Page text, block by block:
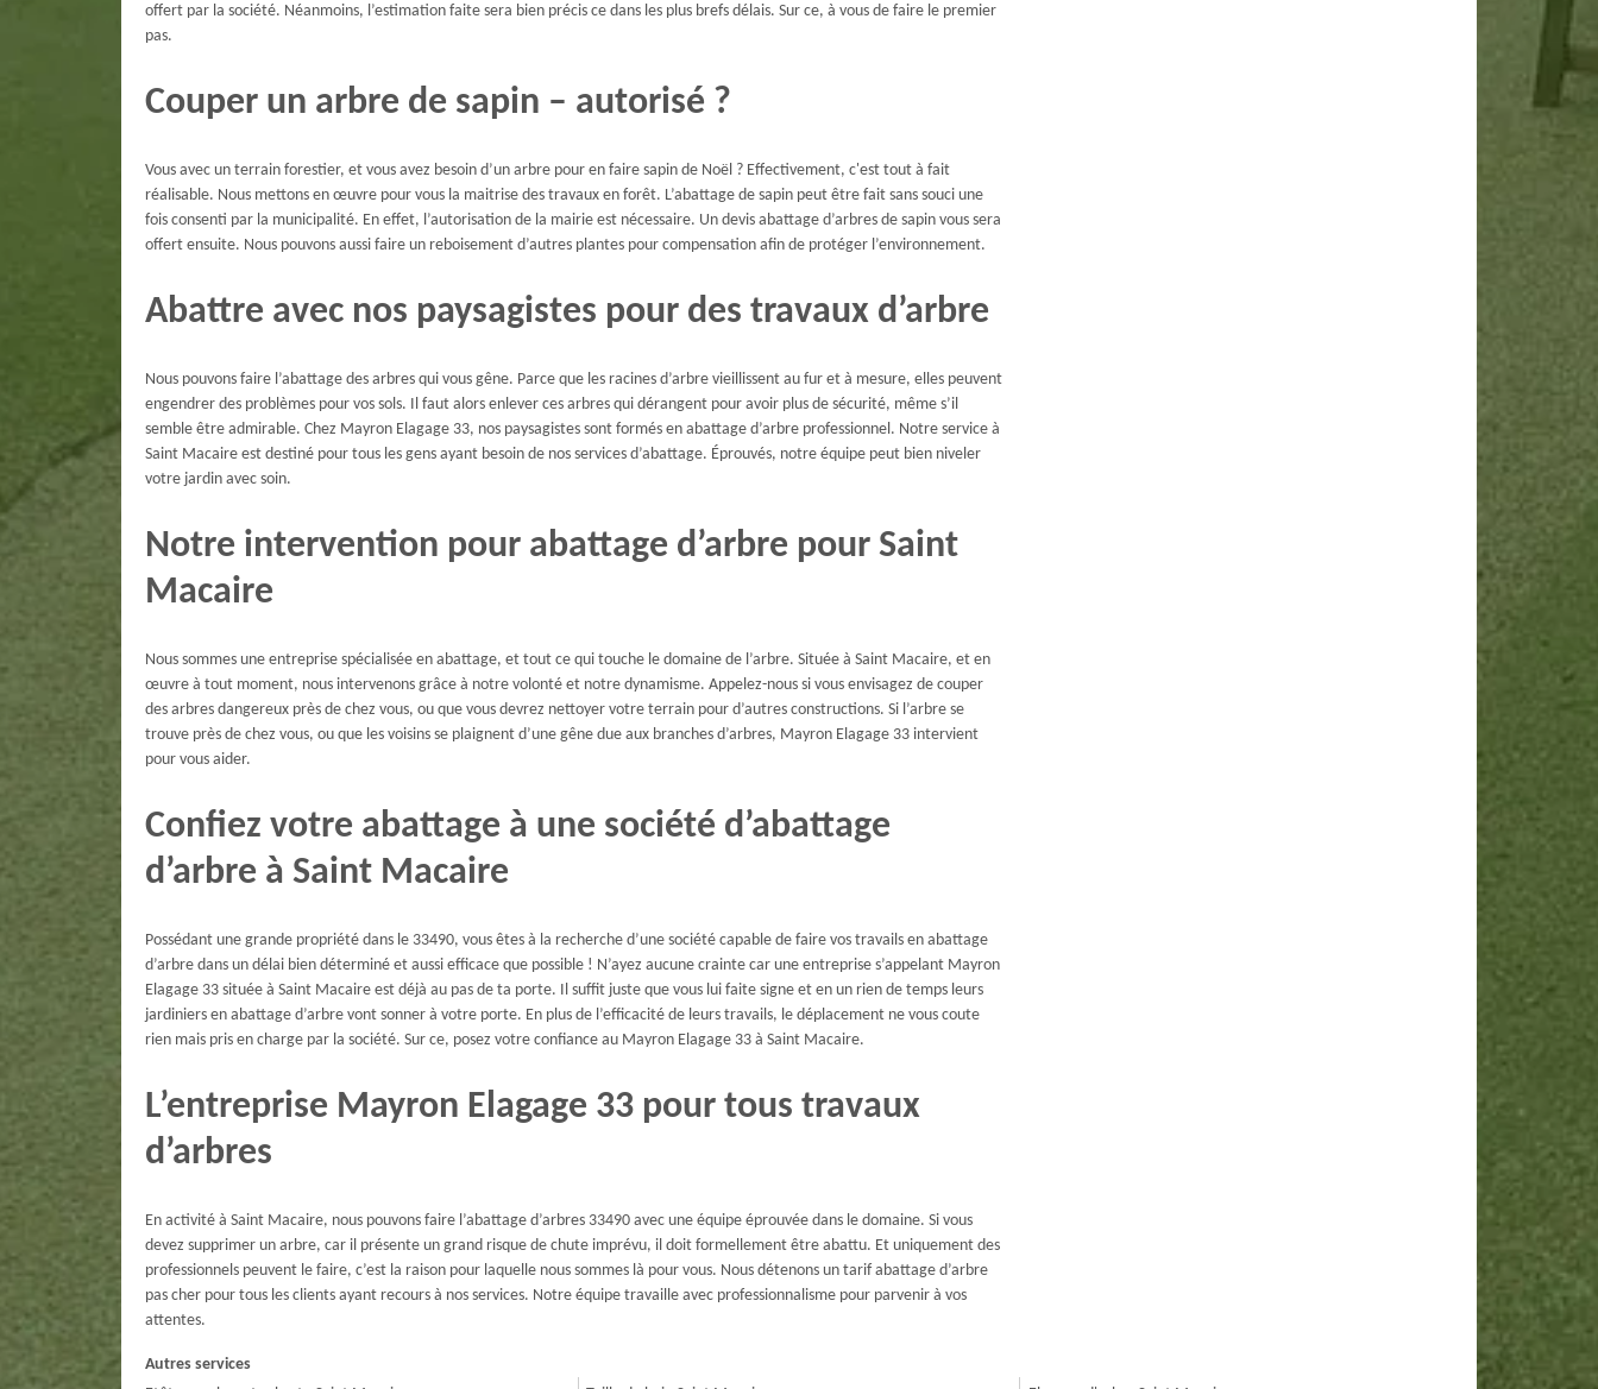
offert par la société. Néanmoins, l’estimation faite sera bien précis ce dans les plus brefs délais. Sur ce, à vous de faire le premier
pas.
Couper un arbre de sapin – autorisé ?
Vous avec un terrain forestier, et vous avez besoin d’un arbre pour en faire sapin de Noël ? Effectivement, c'est tout à fait
réalisable. Nous mettons en œuvre pour vous la maitrise des travaux en forêt. L’abattage de sapin peut être fait sans souci une
fois consenti par la municipalité. En effet, l’autorisation de la mairie est nécessaire. Un devis abattage d’arbres de sapin vous sera
offert ensuite. Nous pouvons aussi faire un reboisement d’autres plantes pour compensation afin de protéger l’environnement.
Abattre avec nos paysagistes pour des travaux d’arbre
Nous pouvons faire l’abattage des arbres qui vous gêne. Parce que les racines d’arbre vieillissent au fur et à mesure, elles peuvent
engendrer des problèmes pour vos sols. Il faut alors enlever ces arbres qui dérangent pour avoir plus de sécurité, même s’il
semble être admirable. Chez Mayron Elagage 33, nos paysagistes sont formés en abattage d’arbre professionnel. Notre service à
Saint Macaire est destiné pour tous les gens ayant besoin de nos services d’abattage. Éprouvés, notre équipe peut bien niveler
votre jardin avec soin.
Notre intervention pour abattage d’arbre pour Saint
Macaire
Nous sommes une entreprise spécialisée en abattage, et tout ce qui touche le domaine de l’arbre. Située à Saint Macaire, et en
œuvre à tout moment, nous intervenons grâce à notre volonté et notre dynamisme. Appelez-nous si vous envisagez de couper
des arbres dangereux près de chez vous, ou que vous devrez nettoyer votre terrain pour d’autres constructions. Si l’arbre se
trouve près de chez vous, ou que les voisins se plaignent d’une gêne due aux branches d’arbres, Mayron Elagage 33 intervient
pour vous aider.
Confiez votre abattage à une société d’abattage
d’arbre à Saint Macaire
Possédant une grande propriété dans le 33490, vous êtes à la recherche d’une société capable de faire vos travails en abattage
d’arbre dans un délai bien déterminé et aussi efficace que possible ! N’ayez aucune crainte car une entreprise s’appelant Mayron
Elagage 33 située à Saint Macaire est déjà au pas de ta porte. Il suffit juste que vous lui faite signe et en un rien de temps leurs
jardiniers en abattage d’arbre vont sonner à votre porte. En plus de l’efficacité de leurs travails, le déplacement ne vous coute
rien mais pris en charge par la société. Sur ce, posez votre confiance au Mayron Elagage 33 à Saint Macaire.
L’entreprise Mayron Elagage 33 pour tous travaux
d’arbres
En activité à Saint Macaire, nous pouvons faire l’abattage d’arbres 33490 avec une équipe éprouvée dans le domaine. Si vous
devez supprimer un arbre, car il présente un grand risque de chute imprévu, il doit formellement être abattu. Et uniquement des
professionnels peuvent le faire, c’est la raison pour laquelle nous sommes là pour vous. Nous détenons un tarif abattage d’arbre
pas cher pour tous les clients ayant recours à nos services. Notre équipe travaille avec professionnalisme pour parvenir à vos
attentes.
Autres services